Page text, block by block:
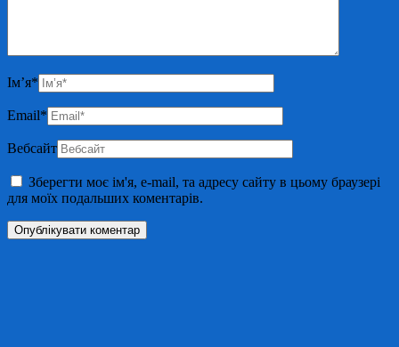
Ім’я*
Email*
Вебсайт
Зберегти моє ім'я, e-mail, та адресу сайту в цьому браузері
для моїх подальших коментарів.